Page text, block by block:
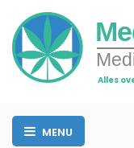
Alles
MENU